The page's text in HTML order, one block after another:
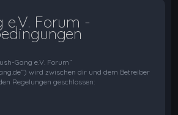
e.V. Forum -
Gang e.V. Forum“
wird zwischen dir und dem Betreiber
Regelungen geschlossen: